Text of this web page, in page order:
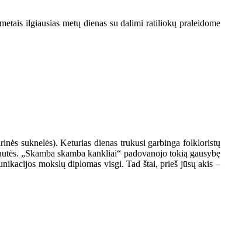
ilgiausias metų dienas su dalimi ratiliokų praleidome
suknelės). Keturias dienas trukusi garbinga folkloristų
„Skamba skamba kankliai“ padovanojo tokią gausybę
mokslų diplomas visgi. Tad štai, prieš jūsų akis –